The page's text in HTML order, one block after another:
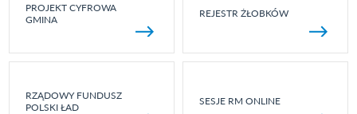
PROJEKT CYFROWA
GMINA
REJESTR ŻŁOBKÓW
RZĄDOWY FUNDUSZ
POLSKI ŁAD
SESJE RM ONLINE